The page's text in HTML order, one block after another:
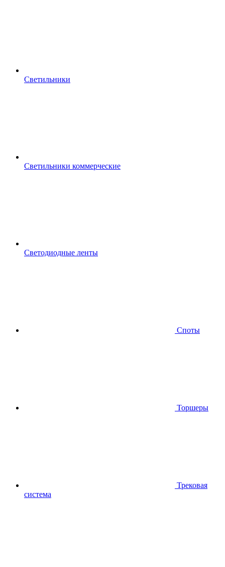
Светильники
Светильники коммерческие
Светодиодные ленты
Споты
Торшеры
Трековая
система